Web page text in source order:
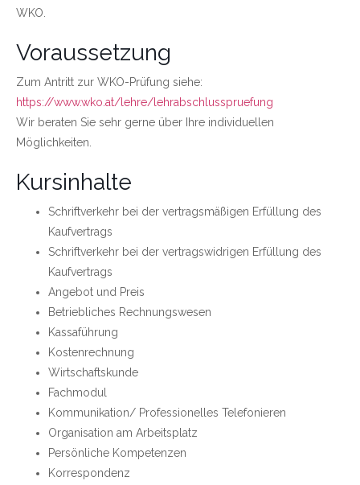
WKO.
Voraussetzung
Zum Antritt zur WKO-Prüfung siehe:
https://www.wko.at/lehre/lehrabschlusspruefung
Wir beraten Sie sehr gerne über Ihre individuellen
Möglichkeiten.
Kursinhalte
Schriftverkehr bei der vertragsmäßigen Erfüllung des
Kaufvertrags
Schriftverkehr bei der vertragswidrigen Erfüllung des
Kaufvertrags
Angebot und Preis
Betriebliches Rechnungswesen
Kassaführung
Kostenrechnung
Wirtschaftskunde
Fachmodul
Kommunikation/ Professionelles Telefonieren
Organisation am Arbeitsplatz
Persönliche Kompetenzen
Korrespondenz